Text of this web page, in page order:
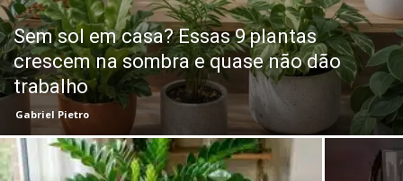
Sem sol em casa? Essas 9 plantas
crescem na sombra e quase não dão
trabalho
Gabriel Pietro